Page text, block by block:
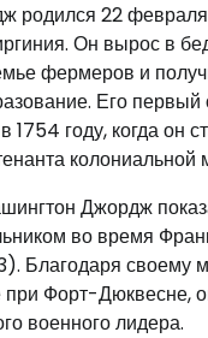
родился 22 февраля
Он вырос в
фермеров и
Его первый
1754 году, когда он
колониальной
Джордж
во время
Благодаря своему
при Форт-Дюквесне,
военного лидера.